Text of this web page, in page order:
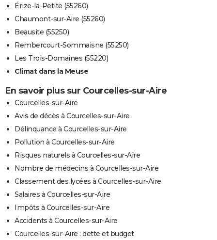
Érize-la-Petite (55260)
Chaumont-sur-Aire (55260)
Beausite (55250)
Rembercourt-Sommaisne (55250)
Les Trois-Domaines (55220)
Climat dans la Meuse
En savoir plus sur Courcelles-sur-Aire
Courcelles-sur-Aire
Avis de décès à Courcelles-sur-Aire
Délinquance à Courcelles-sur-Aire
Pollution à Courcelles-sur-Aire
Risques naturels à Courcelles-sur-Aire
Nombre de médecins à Courcelles-sur-Aire
Classement des lycées à Courcelles-sur-Aire
Salaires à Courcelles-sur-Aire
Impôts à Courcelles-sur-Aire
Accidents à Courcelles-sur-Aire
Courcelles-sur-Aire : dette et budget